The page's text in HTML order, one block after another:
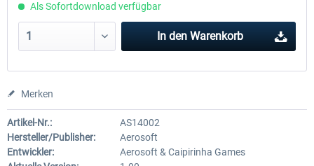
Als Sofortdownload verfügbar
In den Warenkorb
Merken
Artikel-Nr.:
AS14002
Hersteller/Publisher:
Aerosoft
Entwickler:
Aerosoft & Caipirinha Games